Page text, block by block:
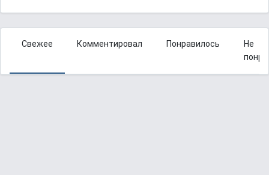
Свежее Комментировал Понравилось
Не